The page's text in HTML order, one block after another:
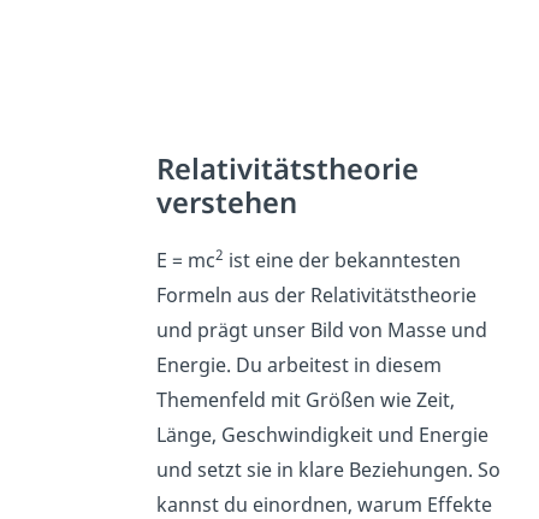
Relativitätstheorie
verstehen
E = mc2 ist eine der bekanntesten
Formeln aus der Relativitätstheorie
und prägt unser Bild von Masse und
Energie. Du arbeitest in diesem
Themenfeld mit Größen wie Zeit,
Länge, Geschwindigkeit und Energie
und setzt sie in klare Beziehungen. So
kannst du einordnen, warum Effekte